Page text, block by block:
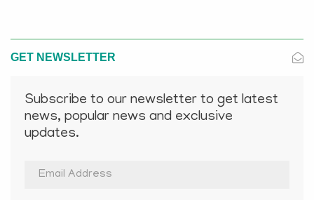
GET NEWSLETTER
Subscribe to our newsletter to get latest
news, popular news and exclusive
updates.